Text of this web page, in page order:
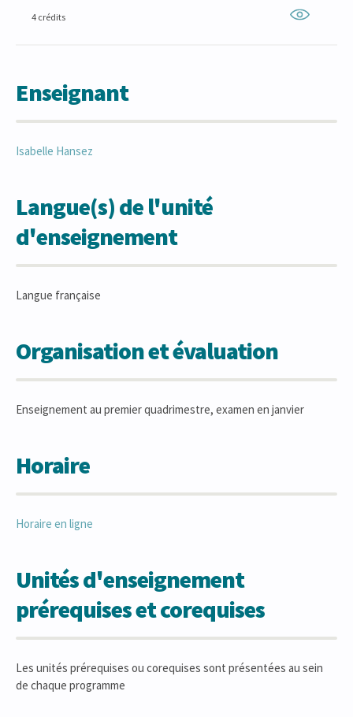
4 crédits
Enseignant
Isabelle Hansez
Langue(s) de l'unité
d'enseignement
Langue française
Organisation et évaluation
Enseignement au premier quadrimestre, examen en janvier
Horaire
Horaire en ligne
Unités d'enseignement
prérequises et corequises
Les unités prérequises ou corequises sont présentées au sein
de chaque programme